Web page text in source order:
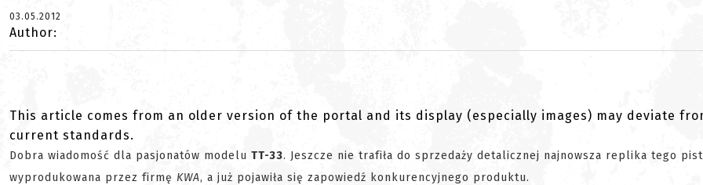
03.05.2012
Author:
This article comes from an older version of the portal and its display (especially images) may deviate
current standards.
Dobra wiadomość dla pasjonatów modelu TT-33. Jeszcze nie trafiła do sprzedaży detalicznej najnowsza replika tego
wyprodukowana przez firmę KWA, a już pojawiła się zapowiedź konkurencyjnego produktu.